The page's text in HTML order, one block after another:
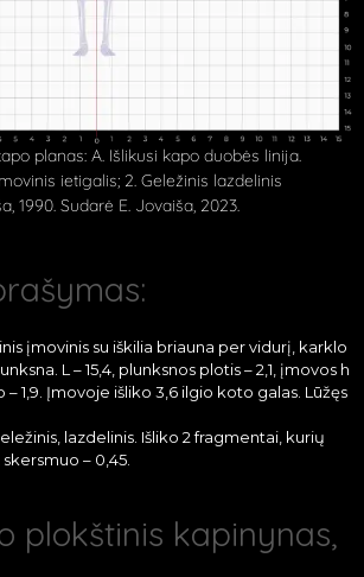
planas: A. Išlikusi kapo duobės linija.
ietigalis; 2. Geležinis lazdelinis
1990. Sudarė E. Jovaiša, 2023.
įmovinis su iškilia briauna per vidurį, karklo
L – 15,4, plunksnos plotis – 2,1, įmovos h
– 1,9. Įmovoje išliko 3,6 ilgio koto galas. Lūžęs
lazdelinis. Išliko 2 fragmentai, kurių
skersmuo – 0,45.
plokštinis kapinynas,